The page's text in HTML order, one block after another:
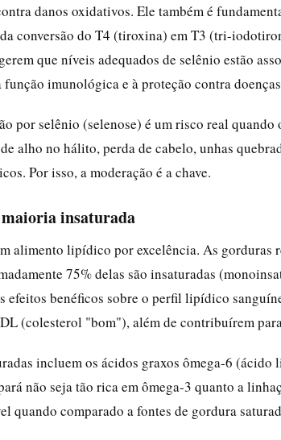
danos oxidativos. Ele também é
conversão do T4 (tiroxina) em T3 (tri-
que níveis adequados de selênio estão
função imunológica e à proteção contra
por selênio (selenose) é um risco real quando
alho no hálito, perda de cabelo, unhas
Por isso, a moderação é a chave.
insaturada
alimento lipídico por excelência. As gorduras
75% delas são insaturadas
efeitos benéficos sobre o perfil lipídico
(colesterol "bom"), além de contribuírem
incluem os ácidos graxos ômega-6
não seja tão rica em ômega-3 quanto a
quando comparado a fontes de gordura